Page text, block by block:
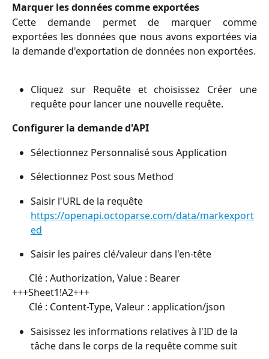
Marquer les données comme exportées
Cette demande permet de marquer comme
exportées les données que nous avons exportées via
la demande d'exportation de données non exportées.
Cliquez sur Requête et choisissez Créer une
requête pour lancer une nouvelle requête.
Configurer la demande d'API
Sélectionnez Personnalisé sous Application
Sélectionnez Post sous Method
Saisir l'URL de la requête
https://openapi.octoparse.com/data/markexport
ed
Saisir les paires clé/valeur dans l'en-tête
+++Sheet1!A2+++
       Clé : Content-Type, Valeur : application/json
Saisissez les informations relatives à l'ID de la
tâche dans le corps de la requête comme suit